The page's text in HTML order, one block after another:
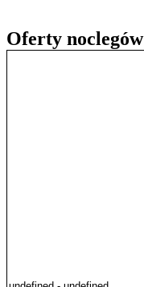
Oferty noclegów